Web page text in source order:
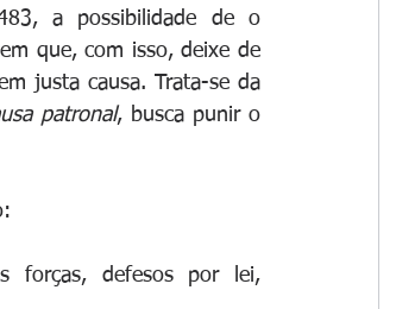
a possibilidade de o
que, com isso, deixe de
justa causa. Trata-se da
patronal, busca punir o
forças, defesos por lei,